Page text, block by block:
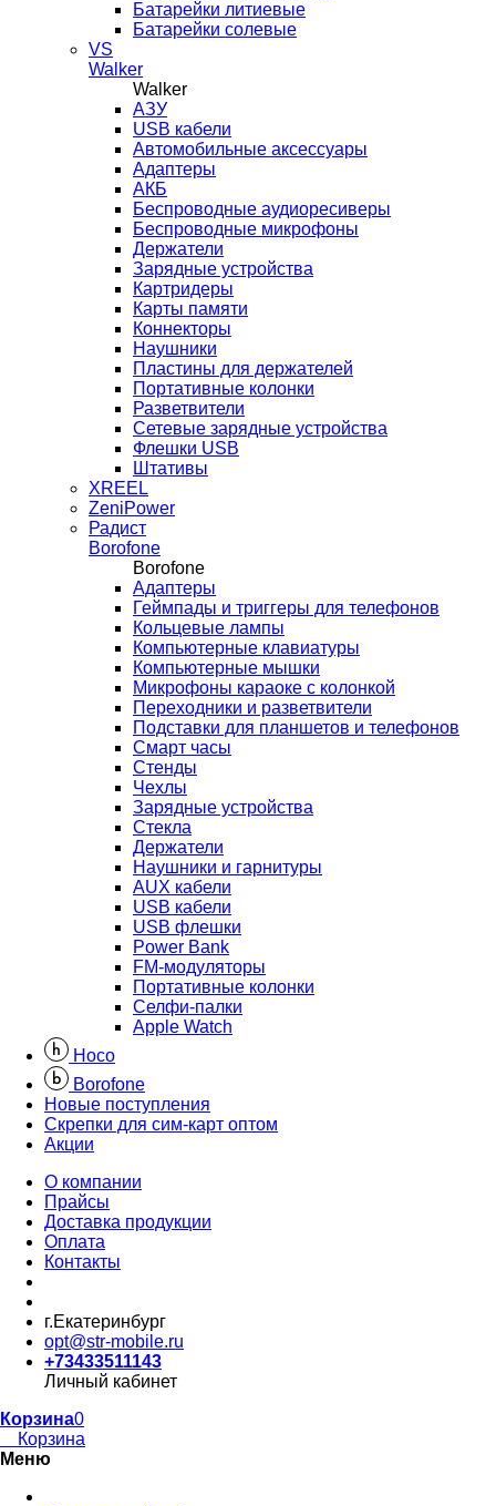
Батарейки литиевые
Батарейки солевые
VS
Walker
Walker
AЗУ
USB кабели
Автомобильные аксессуары
Адаптеры
АКБ
Беспроводные аудиоресиверы
Беспроводные микрофоны
Держатели
Зарядные устройства
Картридеры
Карты памяти
Коннекторы
Наушники
Пластины для держателей
Портативные колонки
Разветвители
Сетевые зарядные устройства
Флешки USB
Штативы
XREEL
ZeniPower
Радист
Borofone
Borofone
Адаптеры
Геймпады и триггеры для телефонов
Кольцевые лампы
Компьютерные клавиатуры
Компьютерные мышки
Микрофоны караоке с колонкой
Переходники и разветвители
Подставки для планшетов и телефонов
Смарт часы
Стенды
Чехлы
Зарядные устройства
Стекла
Держатели
Наушники и гарнитуры
AUX кабели
USB кабели
USB флешки
Power Bank
FM-модуляторы
Портативные колонки
Селфи-палки
Apple Watch
Hoco
Borofone
Новые поступления
Скрепки для сим-карт оптом
Акции
О компании
Прайсы
Доставка продукции
Оплата
Контакты
г.Екатеринбург
opt@str-mobile.ru
+73433511143
Личный кабинет
Корзина0
Корзина
Меню